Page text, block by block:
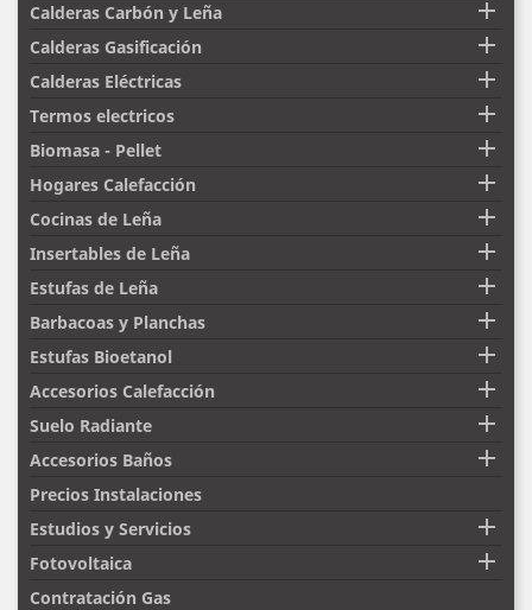
Calderas Carbón y Leña 
Calderas Gasificación 
Calderas Eléctricas 
Termos electricos 
Biomasa - Pellet 
Hogares Calefacción 
Cocinas de Leña 
Insertables de Leña 
Estufas de Leña 
Barbacoas y Planchas 
Estufas Bioetanol 
Accesorios Calefacción 
Suelo Radiante 
Accesorios Baños 
Precios Instalaciones
Estudios y Servicios

Fotovoltaica 
Contratación Gas